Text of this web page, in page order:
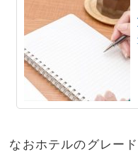
なおホテルのグレー